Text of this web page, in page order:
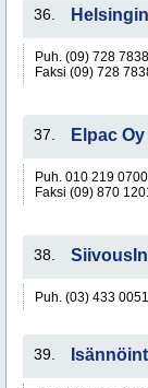
36.
Puh. (09) 728 7838
Faksi (09) 728
37. Elpac Oy
Puh. 010 219 0700
Faksi (09) 870
38.
Puh. (03) 433 0051
39.